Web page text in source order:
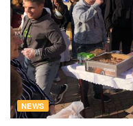
NEWS